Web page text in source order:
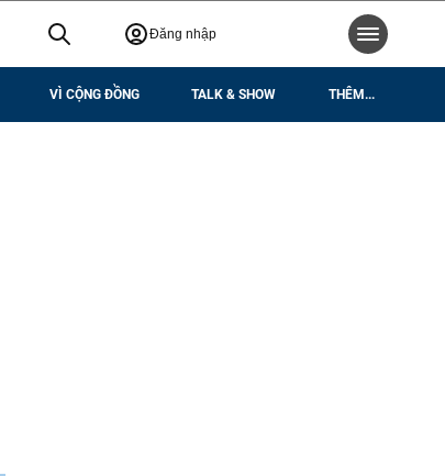
Đăng nhập
VÌ CỘNG ĐỒNG TALK & SHOW THÊM...